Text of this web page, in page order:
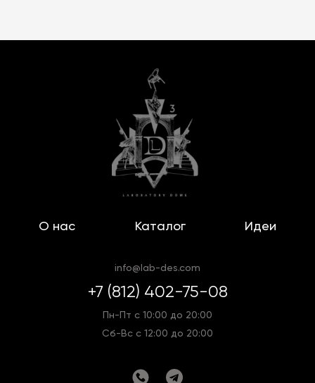
О нас Каталог Идеи
info@lab-des.com
+7 (812) 402-75-08
Пн-Пт с 10:00 до 20:00
Сб-Вс с 12:00 до 20:00